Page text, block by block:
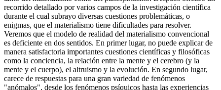
recorrido detallado por varios campos de la investigación científica
durante el cual subrayo diversas cuestiones problemáticas, o
enigmas, que el materialismo tiene dificultades para resolver.
Veremos que el modelo de realidad del materialismo convencional
es deficiente en dos sentidos. En primer lugar, no puede explicar de
manera satisfactoria importantes cuestiones científicas y filosóficas
como la conciencia, la relación entre la mente y el cerebro (y la
mente y el cuerpo), el altruismo y la evolución. En segundo lugar,
carece de respuestas para una gran variedad de fenómenos
"anómalos", desde los fenómenos psíquicos hasta las experiencias